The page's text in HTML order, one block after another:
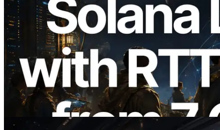
2026.08.05
ERPC Memperluas Solana Leader Slot
API dengan Pengukuran Ping dari 7
Region Global — Validators Information
API Juga Diluncurkan